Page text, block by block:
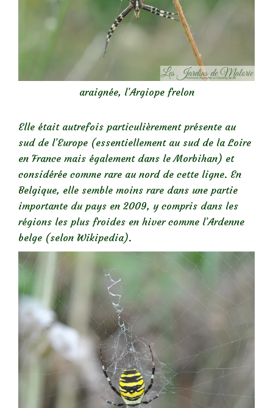
araignée, l’Argiope frelon
Elle était autrefois particulièrement présente au
sud de l’Europe (essentiellement au sud de la Loire
en France mais également dans le Morbihan) et
considérée comme rare au nord de cette ligne. En
Belgique, elle semble moins rare dans une partie
importante du pays en 2009, y compris dans les
régions les plus froides en hiver comme l’Ardenne
belge (selon Wikipedia).